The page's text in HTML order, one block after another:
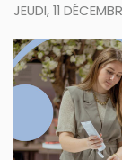
JEUDI, 11